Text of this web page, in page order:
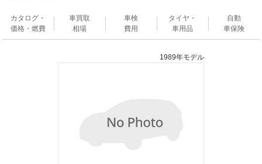
カタログ・
価格・燃費
車買取
相場
車検
費用
タイヤ・
車用品
自動
車保険
1989年モデル